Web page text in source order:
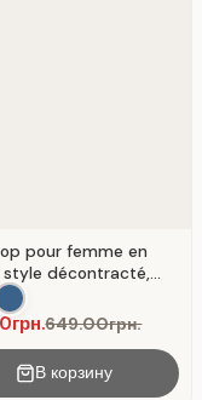
pour femme en
style décontracté,
denim.
649.00грн.
В корзину